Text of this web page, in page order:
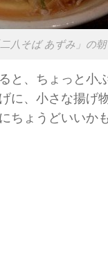
八そば あずみ」の
と、ちょっと小
に、小さな揚げ
ょうどいいか